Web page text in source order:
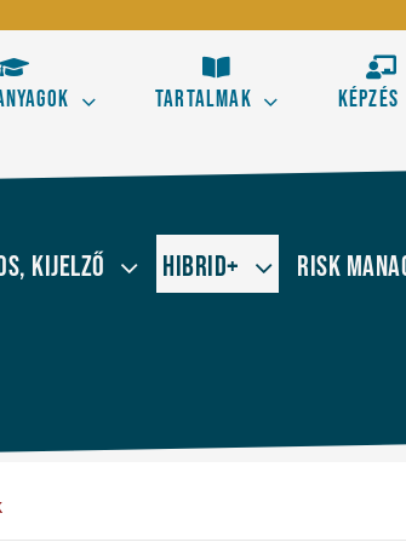
Kezdő
Szörf Mini
Tartalmak Képzés
Kijelző Hibrid+ Risk